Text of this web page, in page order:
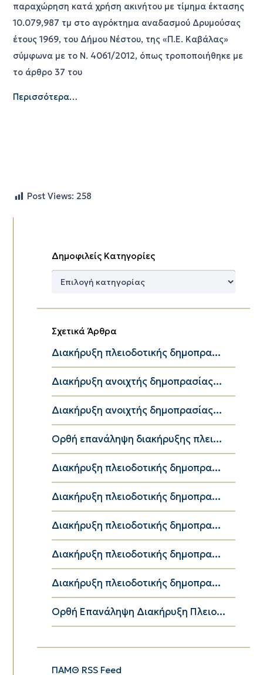
παραχώρηση κατά χρήση ακινήτου με τίμημα έκτασης
10.079,987 τμ στο αγρόκτημα αναδασμού Δρυμούσας
έτους 1969, του Δήμου Νέστου, της «Π.Ε. Καβάλας»
σύμφωνα με το Ν. 4061/2012, όπως τροποποιήθηκε με
το άρθρο 37 του
Περισσότερα…
Post Views: 258
Δημοφιλείς Κατηγορίες
Δημοφιλείς
Σχετικά Άρθρα
Διακήρυξη πλειοδοτικής δημοπρα...
Διακήρυξη ανοιχτής δημοπρασίας...
Διακήρυξη ανοιχτής δημοπρασίας...
Ορθή επανάληψη διακήρυξης πλει...
Διακήρυξη πλειοδοτικής δημοπρα...
Διακήρυξη πλειοδοτικής δημοπρα...
Διακήρυξη πλειοδοτικής δημοπρα...
Διακήρυξη πλειοδοτικής δημοπρα...
Διακήρυξη πλειοδοτικής δημοπρα...
Ορθή Επανάληψη Διακήρυξη Πλειο...
ΠΑΜΘ RSS Feed